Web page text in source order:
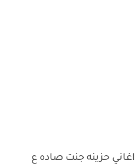
حزينه جنت صاده ع